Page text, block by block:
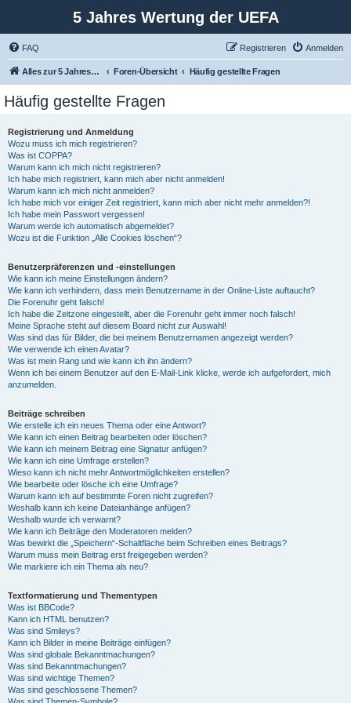
5 Jahres Wertung der UEFA
FAQ Anmelden
Registrieren
Alles zur 5 Jahreswertung / Tabelle der UEFA mit vielen Statistiken. Foren-Übersicht Häufig gestellte Fragen
Häufig gestellte Fragen
Registrierung und Anmeldung
Wozu muss ich mich registrieren?
Was ist COPPA?
Warum kann ich mich nicht registrieren?
Ich habe mich registriert, kann mich aber nicht anmelden!
Warum kann ich mich nicht anmelden?
Ich habe mich vor einiger Zeit registriert, kann mich aber nicht mehr anmelden?!
Ich habe mein Passwort vergessen!
Warum werde ich automatisch abgemeldet?
Wozu ist die Funktion „Alle Cookies löschen“?
Benutzerpräferenzen und -einstellungen
Wie kann ich meine Einstellungen ändern?
Wie kann ich verhindern, dass mein Benutzername in der Online-Liste auftaucht?
Die Forenuhr geht falsch!
Ich habe die Zeitzone eingestellt, aber die Forenuhr geht immer noch falsch!
Meine Sprache steht auf diesem Board nicht zur Auswahl!
Was sind das für Bilder, die bei meinem Benutzernamen angezeigt werden?
Wie verwende ich einen Avatar?
Was ist mein Rang und wie kann ich ihn ändern?
Wenn ich bei einem Benutzer auf den E-Mail-Link klicke, werde ich aufgefordert, mich
anzumelden.
Beiträge schreiben
Wie erstelle ich ein neues Thema oder eine Antwort?
Wie kann ich einen Beitrag bearbeiten oder löschen?
Wie kann ich meinem Beitrag eine Signatur anfügen?
Wie kann ich eine Umfrage erstellen?
Wieso kann ich nicht mehr Antwortmöglichkeiten erstellen?
Wie bearbeite oder lösche ich eine Umfrage?
Warum kann ich auf bestimmte Foren nicht zugreifen?
Weshalb kann ich keine Dateianhänge anfügen?
Weshalb wurde ich verwarnt?
Wie kann ich Beiträge den Moderatoren melden?
Was bewirkt die „Speichern“-Schaltfläche beim Schreiben eines Beitrags?
Warum muss mein Beitrag erst freigegeben werden?
Wie markiere ich ein Thema als neu?
Textformatierung und Thementypen
Was ist BBCode?
Kann ich HTML benutzen?
Was sind Smileys?
Kann ich Bilder in meine Beiträge einfügen?
Was sind globale Bekanntmachungen?
Was sind Bekanntmachungen?
Was sind wichtige Themen?
Was sind geschlossene Themen?